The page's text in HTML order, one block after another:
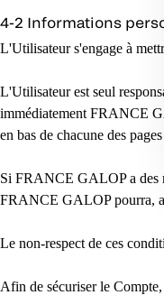
4-2 Informations
L'Utilisateur s'engage à
L'Utilisateur est seul
immédiatement FRANCE
en bas de chacune des
Si FRANCE GALOP a des
FRANCE GALOP pourra,
Le non-respect de ces
Afin de sécuriser le